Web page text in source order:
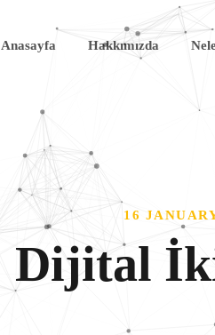
Anasayfa Hakkımızda
16
Dijital